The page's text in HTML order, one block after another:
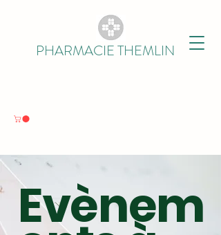
PHARMACIE THEMLIN
Evènem